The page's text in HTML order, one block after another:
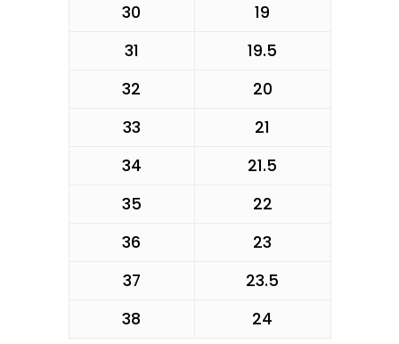
19
30
19.5
31
20
32
21
33
21.5
34
22
35
23
36
23.5
37
24
38